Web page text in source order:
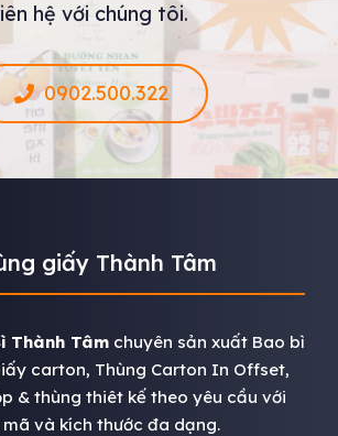
hệ với chúng tôi.
0902.500.322
giấy Thành Tâm
Thành Tâm chuyên sản xuất Bao bì
carton, Thùng Carton In Offset,
& thùng thiêt kế theo yêu cầu với
mã và kích thước đa dạng.